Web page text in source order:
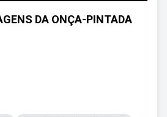
DA ONÇA-PINTADA